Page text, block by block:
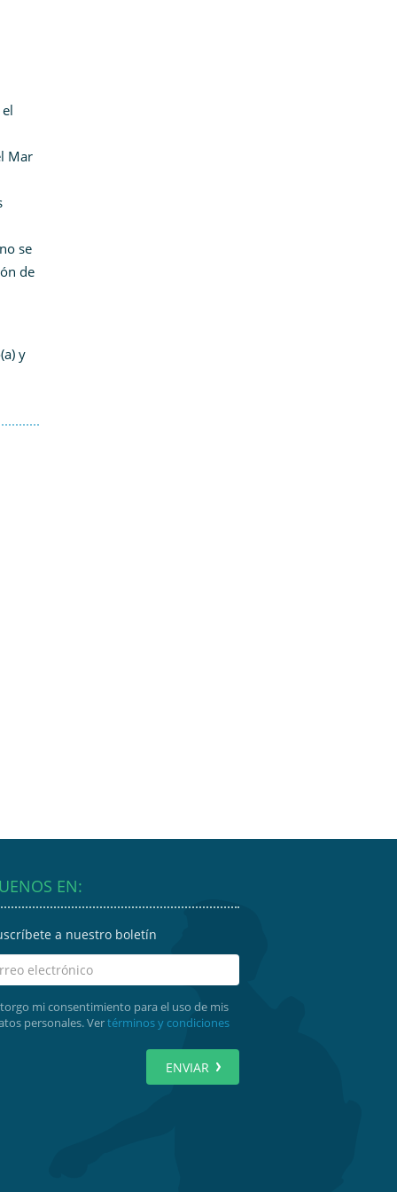
Mar
se
de
y
EN:
a nuestro boletín
mi consentimiento para el uso de mis
personales. Vertérminos y condiciones
ENVIAR